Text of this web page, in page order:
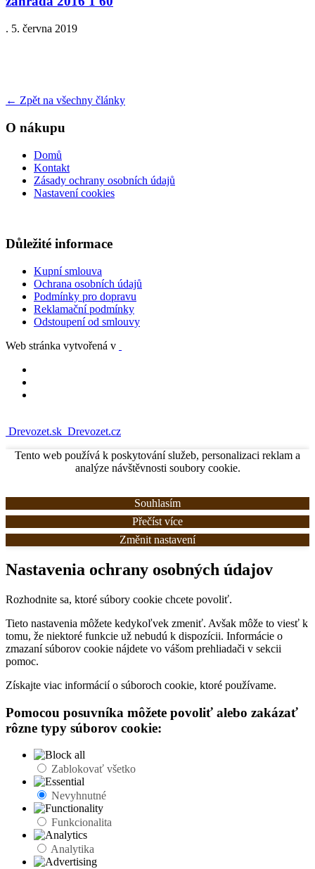
. 5. června 2019
← Zpět na všechny články
O nákupu
Domů
Kontakt
Zásady ochrany osobních údajů
Nastavení cookies
Důležité informace
Kupní smlouva
Ochrana osobních údajů
Podmínky pro dopravu
Reklamační podmínky
Odstoupení od smlouvy
Web stránka vytvořená v
Drevozet.sk Drevozet.cz
Tento web používá k poskytování služeb, personalizaci reklam a
analýze návštěvnosti soubory cookie.
Souhlasím
Přečíst více
Změnit nastavení
Nastavenia ochrany osobných údajov
Rozhodnite sa, ktoré súbory cookie chcete povoliť.
Tieto nastavenia môžete kedykoľvek zmeniť. Avšak môže to viesť k
tomu, že niektoré funkcie už nebudú k dispozícii. Informácie o
zmazaní súborov cookie nájdete vo vášom prehliadači v sekcii
pomoc.
Získajte viac informácií o súboroch cookie, ktoré používame.
Pomocou posuvníka môžete povoliť alebo zakázať
rôzne typy súborov cookie:
Zablokovať všetko
Nevyhnutné
Funkcionalita
Analytika